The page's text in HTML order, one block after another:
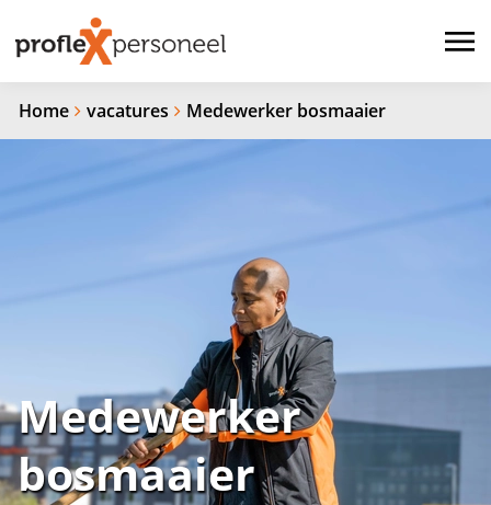
Home vacatures Medewerker bosmaaier
Medewerker
bosmaaier